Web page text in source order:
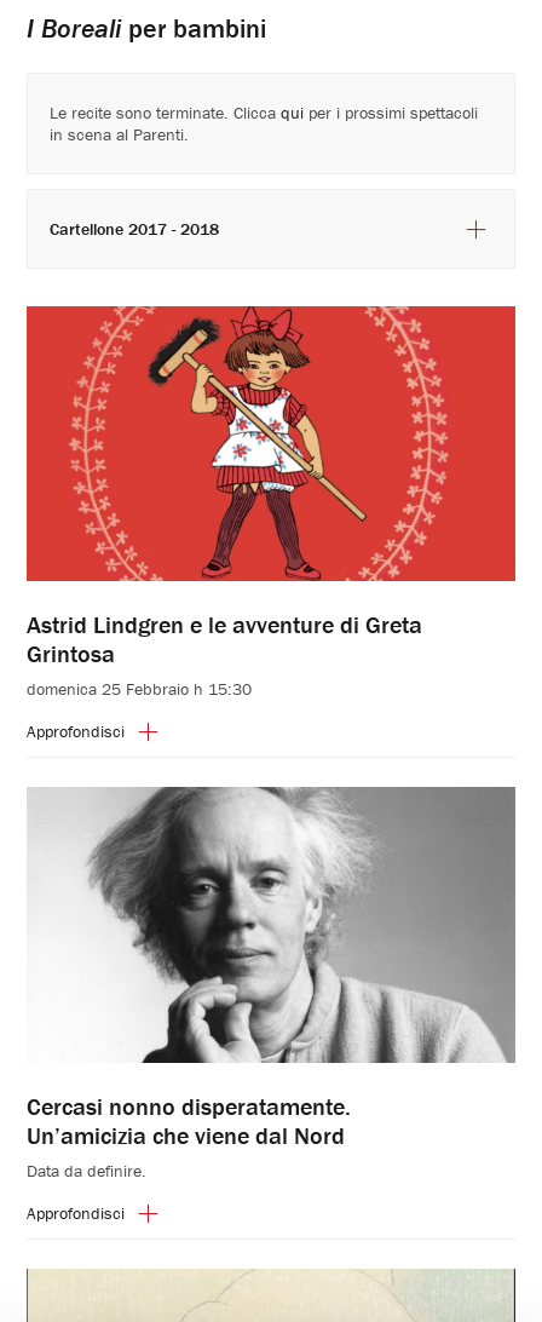
I Borealiper bambini
Astrid Lindgren e le avventure di Greta
Grintosa
domenica 25 Febbraio h 15:30
Approfondisci
Cercasi nonno disperatamente.
Un’amicizia che viene dal Nord
Data da definire.
Approfondisci
Le recite sono terminate. Cliccaqui per i prossimi spettacoli
in scena al Parenti.
Cartellone 2017 - 2018